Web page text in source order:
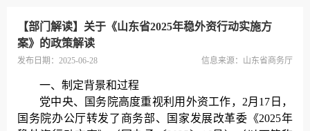
【部门解读】关于《山东省2025年稳外资行动实施方
案》的政策解读
发布日期：2025-06-28 信息来源： 山东省商务厅
一、制定背景和过程
党中央、国务院高度重视利用外资工作，2月17日，
国务院办公厅转发了商务部、国家发展改革委《2025年